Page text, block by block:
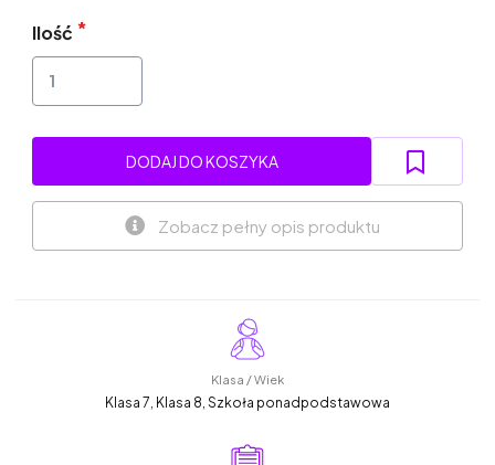
Ilość
DODAJ DO KOSZYKA
Zobacz pełny opis produktu
Klasa / Wiek
Klasa 7, Klasa 8, Szkoła ponadpodstawowa